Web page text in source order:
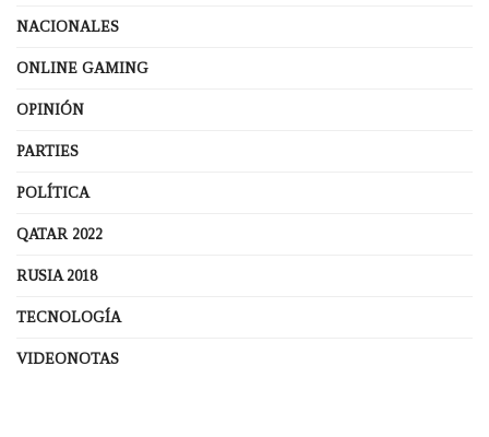
NACIONALES
ONLINE GAMING
OPINIÓN
PARTIES
POLÍTICA
QATAR 2022
RUSIA 2018
TECNOLOGÍA
VIDEONOTAS